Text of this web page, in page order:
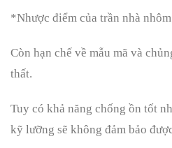
*Nhược điểm của trần nhà
Còn hạn chế về mẫu mã và
thất.
Tuy có khả năng chống ồn tốt
kỹ lưỡng sẽ không đảm bảo